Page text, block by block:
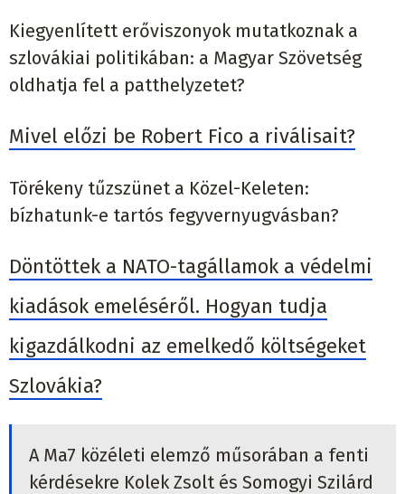
Kiegyenlített erőviszonyok mutatkoznak a
szlovákiai politikában: a Magyar Szövetség
oldhatja fel a patthelyzetet?
Mivel előzi be Robert Fico a riválisait?
Törékeny tűzszünet a Közel-Keleten:
bízhatunk-e tartós fegyvernyugvásban?
Döntöttek a NATO-tagállamok a védelmi
kiadások emeléséről. Hogyan tudja
kigazdálkodni az emelkedő költségeket
Szlovákia?
A Ma7 közéleti elemző műsorában a fenti
kérdésekre Kolek Zsolt és Somogyi Szilárd